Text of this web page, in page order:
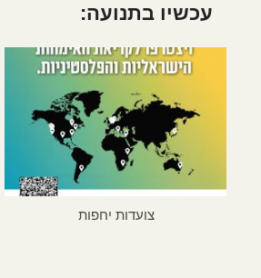
עכשיו בתנועה:
צועדות יחפות